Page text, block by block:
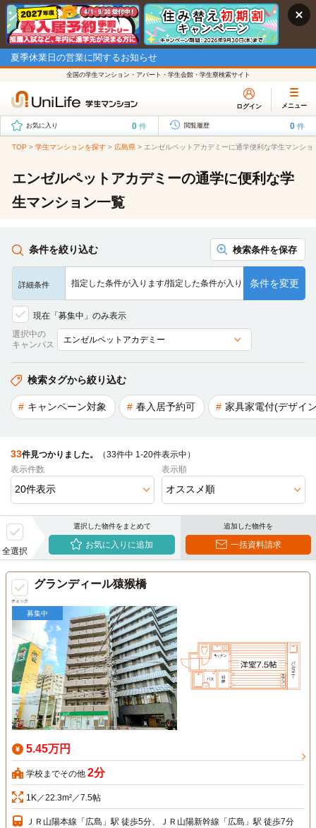
夏季休業日の営業に関するお知らせ
全国の学生マンション・アパート・学生会館・学生寮検索サイト
ログイン メニュー
お気に入り 0 件 閲覧履歴 0 件
TOP > 学生マンションを探す > 広島県 > エンゼルペットアカデミーに通学便利な学生マンショ
エンゼルペットアカデミーの通学に便利な学
生マンション一覧
条件を絞り込む 検索条件を保存
詳細条件 指定した条件が入ります/指定した条件が入ります/指定した条…
条件を変更
現在「募集中」のみ表示
選択中の
キャンパス
検索タグから絞り込む
キャンペーン対象 春入居予約可 家具家電付(デザイ
33件見つかりました。
（33件中 1-20件表示中）
表示件数
表示順
全選択
選択した物件をまとめて
お気に入りに追加
追加した物件を
一括資料請求
チェック
グランディール猿猴橋
募集中
5.45万円
学校までその他 2分
1K／22.3m²／7.5帖
ＪＲ山陽本線「広島」駅 徒歩5分、ＪＲ山陽新幹線「広島」駅 徒歩7分